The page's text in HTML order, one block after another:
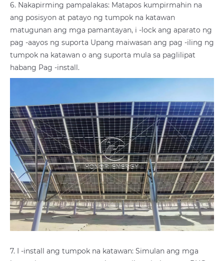
6. Nakapirming pampalakas: Matapos kumpirmahin na
ang posisyon at patayo ng tumpok na katawan
matugunan ang mga pamantayan, i -lock ang aparato ng
pag -aayos ng suporta Upang maiwasan ang pag -iling ng
tumpok na katawan o ang suporta mula sa paglilipat
habang Pag -install.
7. I -install ang tumpok na katawan: Simulan ang mga